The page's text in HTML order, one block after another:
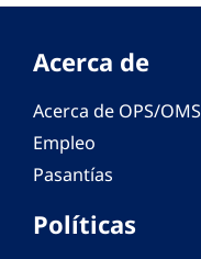
Acerca de
Acerca de OPS/OMS
Empleo
Pasantías
Políticas